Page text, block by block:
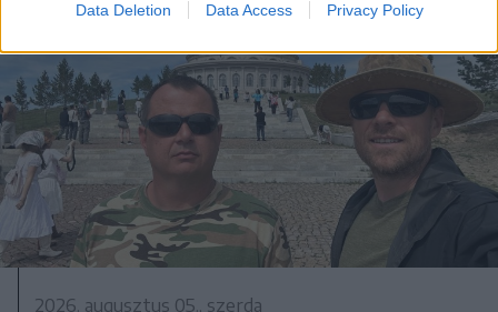
Data Deletion Data Access Privacy Policy
2026. augusztus 05., szerda